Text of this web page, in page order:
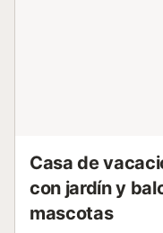
Casa de
con jardín y
mascotas